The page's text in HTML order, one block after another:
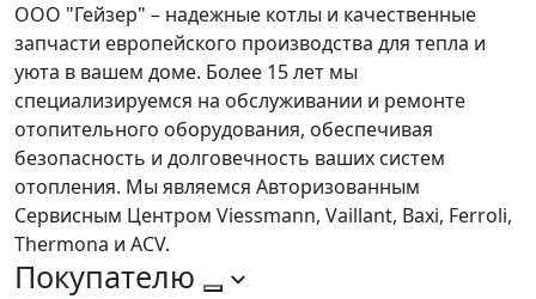
ООО "Гейзер" – надежные котлы и качественные
запчасти европейского производства для тепла и
уюта в вашем доме. Более 15 лет мы
специализируемся на обслуживании и ремонте
отопительного оборудования, обеспечивая
безопасность и долговечность ваших систем
отопления. Мы являемся Авторизованным
Сервисным Центром Viessmann, Vaillant, Baxi, Ferroli,
Thermona и ACV.
Покупателю